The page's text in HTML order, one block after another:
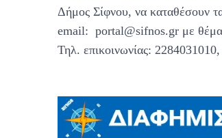
Δήμος Σίφνου, να καταθέσουν
email: portal@sifnos.gr με
Τηλ. επικοινωνίας: